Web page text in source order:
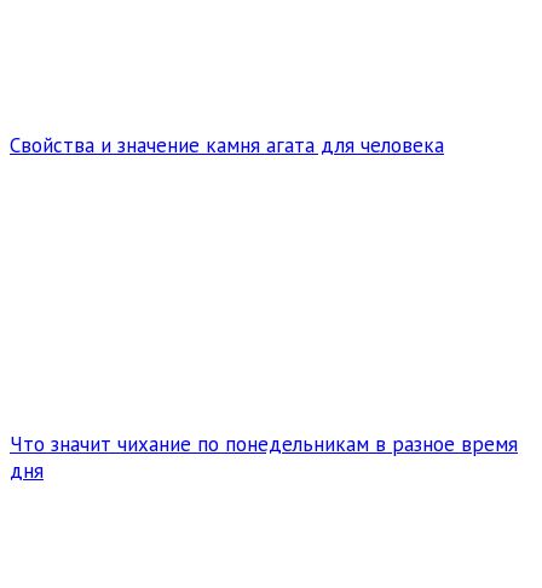
Свойства и значение камня агата для человека
Что значит чихание по понедельникам в разное время
дня